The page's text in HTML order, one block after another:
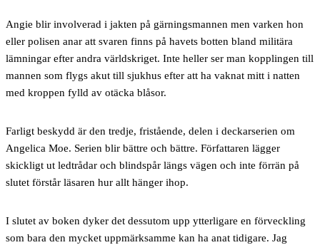
Angie blir involverad i jakten på gärningsmannen men varken hon
eller polisen anar att svaren finns på havets botten bland militära
lämningar efter andra världskriget. Inte heller ser man kopplingen till
mannen som flygs akut till sjukhus efter att ha vaknat mitt i natten
med kroppen fylld av otäcka blåsor.
Farligt beskydd är den tredje, fristående, delen i deckarserien om
Angelica Moe. Serien blir bättre och bättre. Författaren lägger
skickligt ut ledtrådar och blindspår längs vägen och inte förrän på
slutet förstår läsaren hur allt hänger ihop.
I slutet av boken dyker det dessutom upp ytterligare en förveckling
som bara den mycket uppmärksamme kan ha anat tidigare. Jag